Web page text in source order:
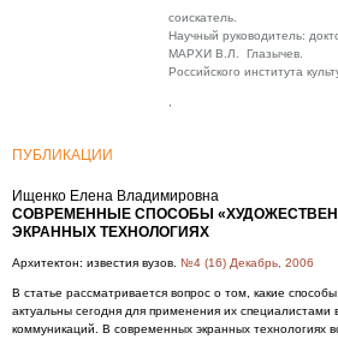
соискатель.
Научный руководитель:
МАРХИ В.Л. Глазычев.
Российского института
ПУБЛИКАЦИИ
Ищенко Елена Владимировна
СОВРЕМЕННЫЕ СПОСОБЫ
ЭКРАННЫХ ТЕХНОЛОГИЯХ
Архитектон: известия вузов. №4 (16) Декабрь, 2006
В статье рассматривается вопрос о том, какие
актуальны сегодня для применения их специалистами
коммуникаций. В современных экранных технологиях